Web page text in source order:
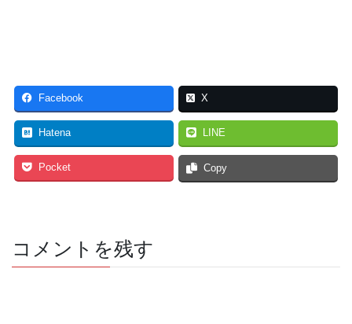
Facebook X
Hatena LINE
Pocket Copy
コメントを残す